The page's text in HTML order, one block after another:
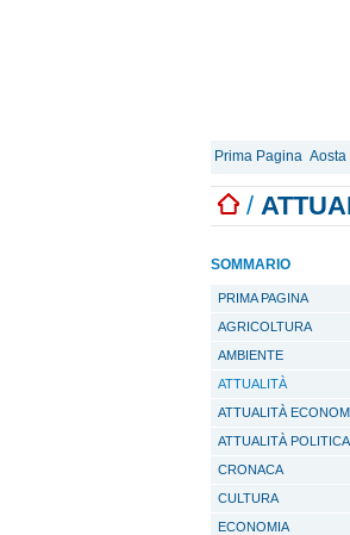
Prima Pagina Aosta
/
SOMMARIO
PRIMA PAGINA
AGRICOLTURA
AMBIENTE
ATTUALITÀ
ATTUALITÀ
ATTUALITÀ POLITICA
CRONACA
CULTURA
ECONOMIA